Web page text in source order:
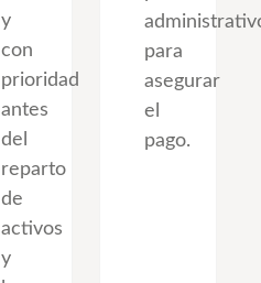
y
con
prioridad
antes
del
reparto
de
activos
y
para
asegurar
el
pago.